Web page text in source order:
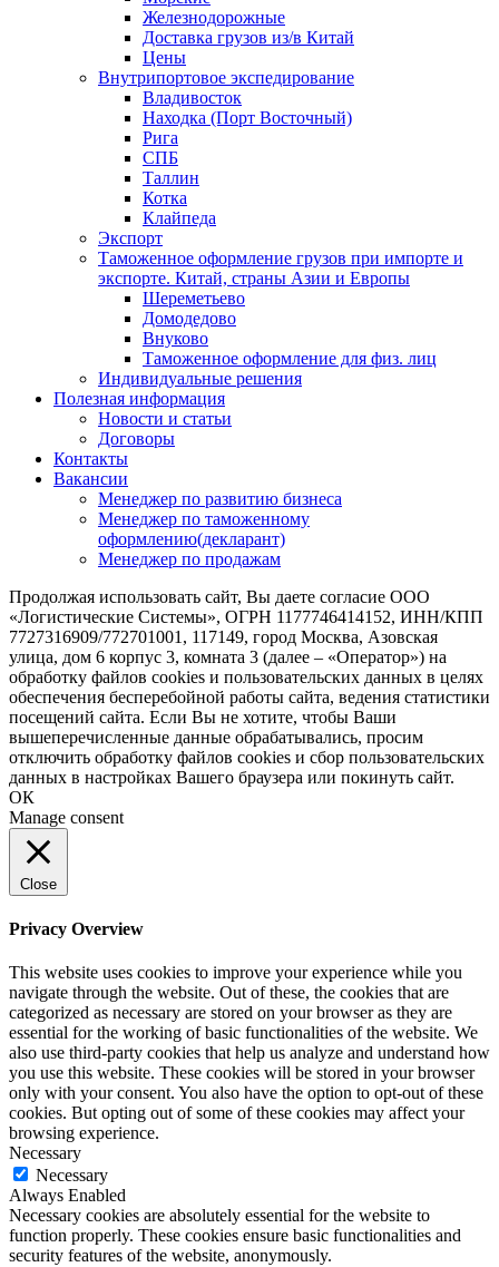
Железнодорожные
Доставка грузов из/в Китай
Цены
Внутрипортовое экспедирование
Владивосток
Находка (Порт Восточный)
Рига
СПБ
Таллин
Котка
Клайпеда
Экспорт
Таможенное оформление грузов при импорте и
экспорте. Китай, страны Азии и Европы
Шереметьево
Домодедово
Внуково
Таможенное оформление для физ. лиц
Индивидуальные решения
Полезная информация
Новости и статьи
Договоры
Контакты
Вакансии
Менеджер по развитию бизнеса
Менеджер по таможенному
оформлению(декларант)
Менеджер по продажам
Продолжая использовать сайт, Вы даете согласие ООО
«Логистические Системы», ОГРН 1177746414152, ИНН/КПП
7727316909/772701001, 117149, город Москва, Азовская
улица, дом 6 корпус 3, комната 3 (далее – «Оператор») на
обработку файлов cookies и пользовательских данных в целях
обеспечения бесперебойной работы сайта, ведения статистики
посещений сайта. Если Вы не хотите, чтобы Ваши
вышеперечисленные данные обрабатывались, просим
отключить обработку файлов cookies и сбор пользовательских
данных в настройках Вашего браузера или покинуть сайт.
ОК
Manage consent
Close
Privacy Overview
This website uses cookies to improve your experience while you
navigate through the website. Out of these, the cookies that are
categorized as necessary are stored on your browser as they are
essential for the working of basic functionalities of the website. We
also use third-party cookies that help us analyze and understand how
you use this website. These cookies will be stored in your browser
only with your consent. You also have the option to opt-out of these
cookies. But opting out of some of these cookies may affect your
browsing experience.
Necessary
Necessary
Always Enabled
Necessary cookies are absolutely essential for the website to
function properly. These cookies ensure basic functionalities and
security features of the website, anonymously.